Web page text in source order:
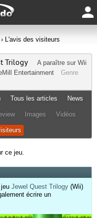
› L'avis des visiteurs
Trilogy A paraître sur Wii
Entertainment
Genre
Tous les articles News
Images Vidéos
ce jeu.
Jewel Quest Trilogy (Wii)
écrire un